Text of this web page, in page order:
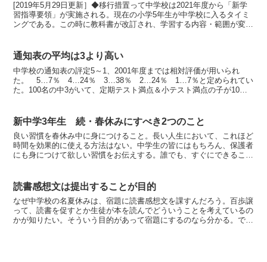
[2019年5月29日更新］◆移行措置って中学校は2021年度から「新学
習指導要領」が実施される。現在の小学5年生が中学校に入るタイミ
ングである。この時に教科書が改訂され、学習する内容・範囲が変更
通知表の平均は3より高い
中学校の通知表の評定5～1、2001年度までは相対評価が用いられ
た。 5…7％ 4…24％ 3…38％ 2…24％ 1…7％と定められてい
た。100名の中3がいて、定期テスト満点＆小テスト満点の子が10名
新中学3年生 続・春休みにすべき2つのこと
良い習慣を春休み中に身につけること。長い人生において、これほど
時間を効果的に使える方法はない。中学生の皆にはもちろん、保護者
にも身につけて欲しい習慣をお伝えする。誰でも、すぐにできるこ
読書感想文は提出することが目的
なぜ中学校の名夏休みは、宿題に読書感想文を課すんだろう。百歩譲
って、読書を促すとか生徒が本を読んでどういうことを考えているの
かが知りたい。そういう目的があって宿題にするのなら分かる。で